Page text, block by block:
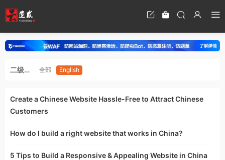
二级分
全部 English
Create a Chinese Website Hassle-Free to Attract Chinese
Customers
How do I build a right website that works in China?
5 Tips to Build a Responsive & Appealing Website in China